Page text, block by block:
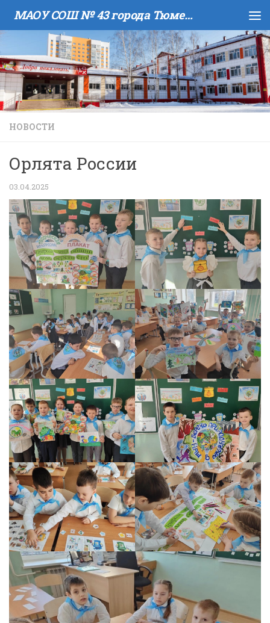
Skip to content МАОУ COШ № 43 города Тюмени имени В.И. Муравленко
НОВОСТИ
Орлята России
03.04.2025